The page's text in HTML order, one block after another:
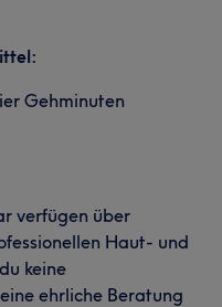
Gehminuten
verfügen über
Haut- und
keine
ehrliche Beratung